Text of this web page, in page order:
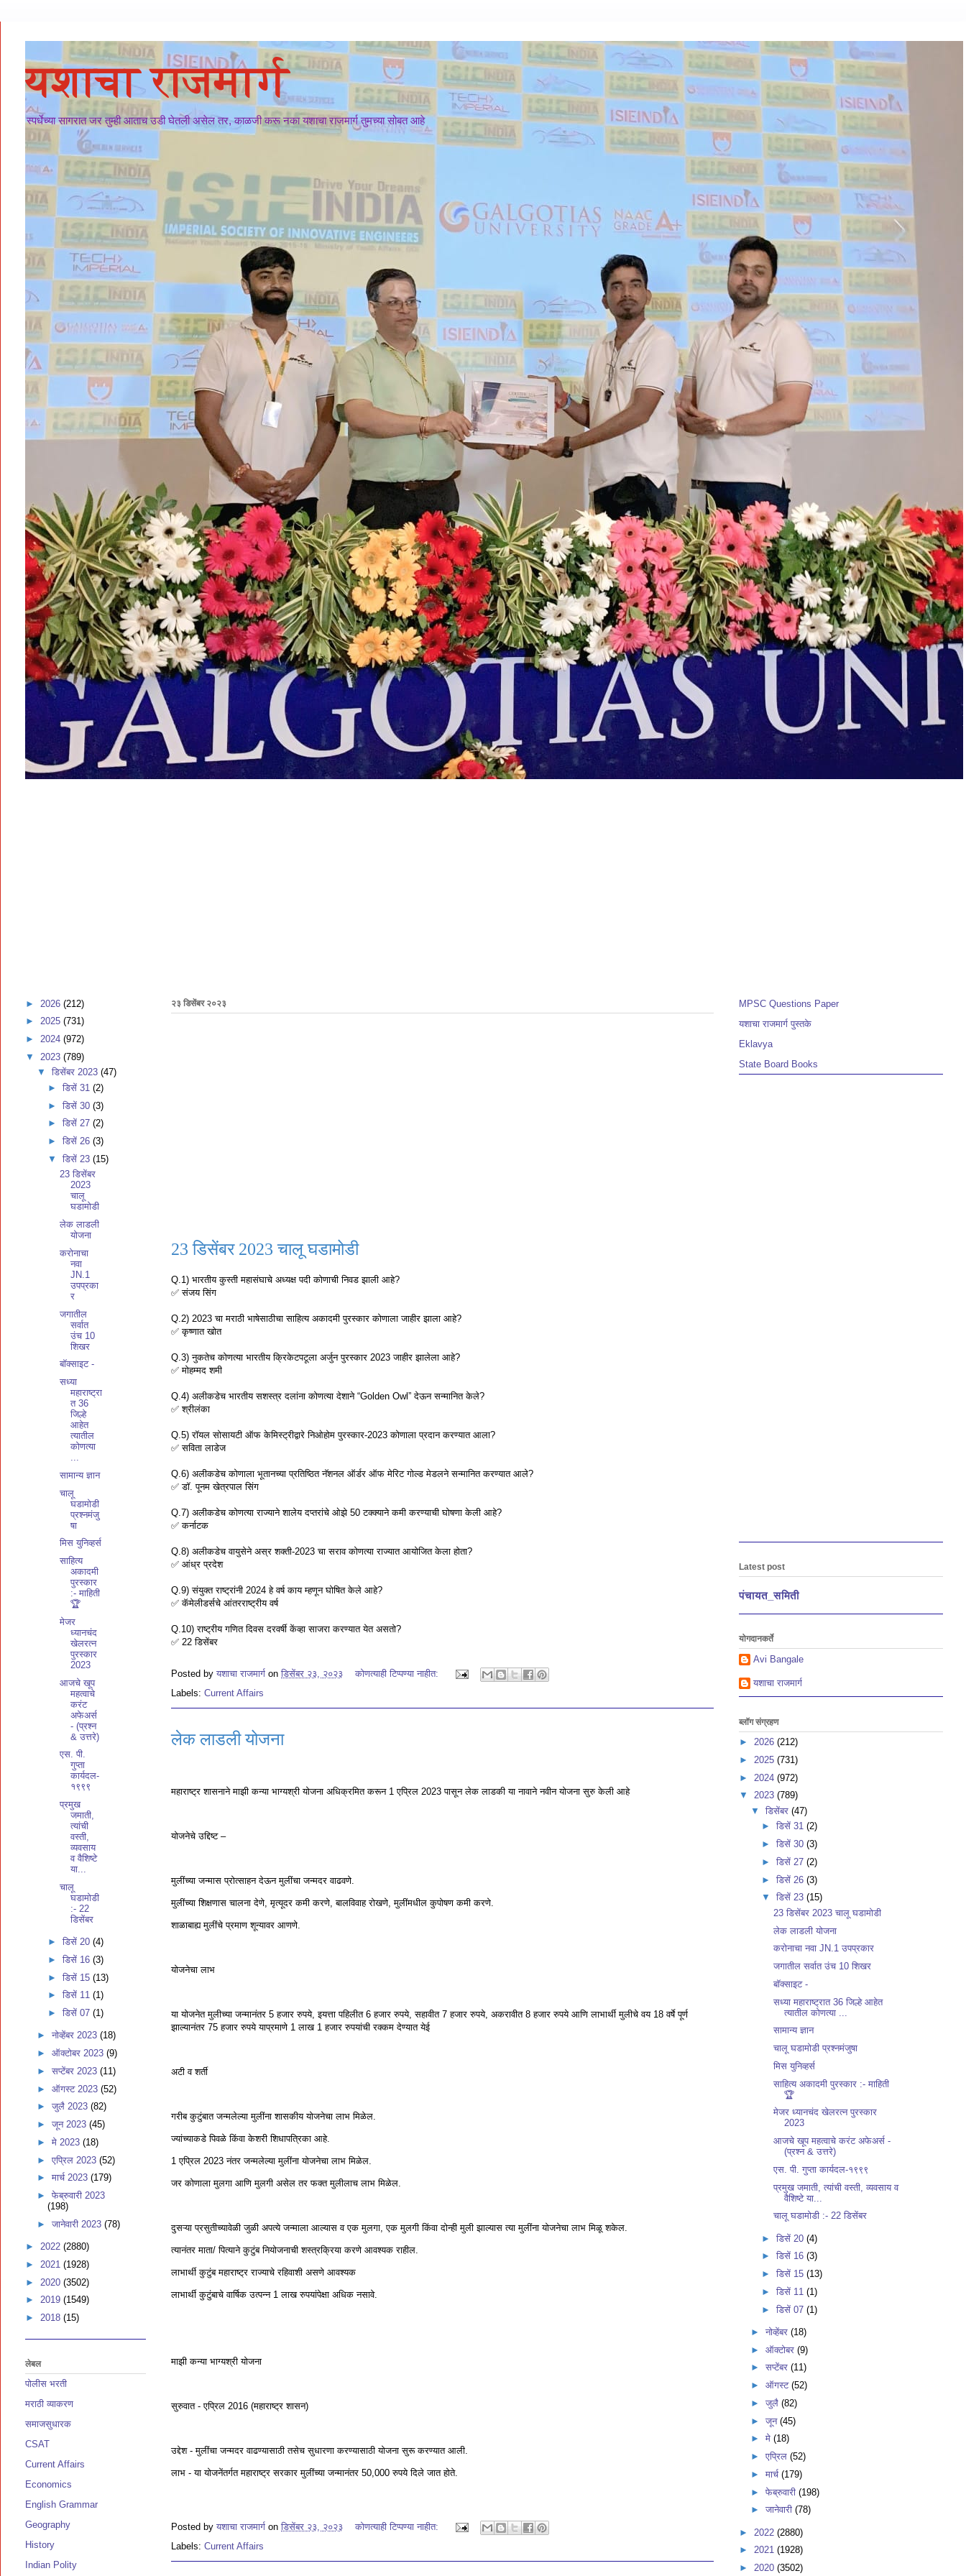
यशाचा राजमार्ग
स्पर्धेच्या सागरात जर तुम्ही आताच उडी घेतली असेल तर, काळजी करू नका यशाचा राजमार्ग तुमच्या सोबत आहे
२३ डिसेंबर २०२३
23 डिसेंबर 2023 चालू घडामोडी
Q.1) भारतीय कुस्ती महासंघाचे अध्यक्ष पदी कोणाची निवड झाली आहे?
✅ संजय सिंग
Q.2) 2023 चा मराठी भाषेसाठीचा साहित्य अकादमी पुरस्कार कोणाला जाहीर झाला आहे?
✅ कृष्णात खोत
Q.3) नुकतेच कोणत्या भारतीय क्रिकेटपटूला अर्जुन पुरस्कार 2023 जाहीर झालेला आहे?
✅ मोहम्मद शमी
Q.4) अलीकडेच भारतीय सशस्त्र दलांना कोणत्या देशाने “Golden Owl” देऊन सन्मानित केले?
✅ श्रीलंका
Q.5) रॉयल सोसायटी ऑफ केमिस्ट्रीद्वारे निओहोम पुरस्कार-2023 कोणाला प्रदान करण्यात आला?
✅ सविता लाडेज
Q.6) अलीकडेच कोणाला भूतानच्या प्रतिष्ठित नॅशनल ऑर्डर ऑफ मेरिट गोल्ड मेडलने सन्मानित करण्यात आले?
✅ डॉ. पूनम खेत्रपाल सिंग
Q.7) अलीकडेच कोणत्या राज्याने शालेय दप्तरांचे ओझे 50 टक्क्याने कमी करण्याची घोषणा केली आहे?
✅ कर्नाटक
Q.8) अलीकडेच वायुसेने अस्र शक्ती-2023 चा सराव कोणत्या राज्यात आयोजित केला होता?
✅ आंध्र प्रदेश
Q.9) संयुक्त राष्ट्रांनी 2024 हे वर्ष काय म्हणून घोषित केले आहे?
✅ कॅमेलीडर्सचे आंतरराष्ट्रीय वर्ष
Q.10) राष्ट्रीय गणित दिवस दरवर्षी केंव्हा साजरा करण्यात येत असतो?
✅ 22 डिसेंबर
Posted by यशाचा राजमार्ग on डिसेंबर २३, २०२३
कोणत्याही टिप्पण्‍या नाहीत:
Labels: Current Affairs
लेक लाडली योजना
महाराष्ट्र शासनाने माझी कन्या भाग्यश्री योजना अधिक्रमित करून 1 एप्रिल 2023 पासून लेक लाडकी या नावाने नवीन योजना सुरु केली आहे
योजनेचे उद्दिष्ट –
मुलींच्या जन्मास प्रोत्साहन देऊन मुलींचा जन्मदर वाढवणे.
मुलींच्या शिक्षणास चालना देणे, मृत्यूदर कमी करणे, बालविवाह रोखणे, मुलींमधील कुपोषण कमी करणे.
शाळाबाह्य मुलींचे प्रमाण शून्यावर आणणे.
योजनेचा लाभ
या योजनेत मुलीच्या जन्मानंतर 5 हजार रुपये, इयत्ता पहिलीत 6 हजार रुपये, सहावीत 7 हजार रुपये, अकरावीत 8 हजार रुपये आणि लाभार्थी मुलीचे वय 18 वर्षे पूर्ण
झाल्यानंतर 75 हजार रुपये याप्रमाणे 1 लाख 1 हजार रुपयांची रक्कम देण्यात येई
अटी व शर्ती
गरीब कुटुंबात जन्मलेल्या मुलींना शासकीय योजनेचा लाभ मिळेल.
ज्यांच्याकडे पिवळे किंवा केशरी शिधापत्रिका आहे.
1 एप्रिल 2023 नंतर जन्मलेल्या मुलींना योजनेचा लाभ मिळेल.
जर कोणाला मुलगा आणि मुलगी असेल तर फक्त मुलीलाच लाभ मिळेल.
दुसऱ्या प्रसुतीच्यावेळी जुळी अपत्ये जन्माला आल्यास व एक मुलगा, एक मुलगी किंवा दोन्ही मुली झाल्यास त्या मुलींना योजनेचा लाभ मिळू शकेल.
त्यानंतर माता/ पित्याने कुटुंब नियोजनाची शस्त्रक्रिया करणे आवश्यक राहील.
लाभार्थी कुटुंब महाराष्ट्र राज्याचे रहिवाशी असणे आवश्यक
लाभार्थी कुटुंबाचे वार्षिक उत्पन्न 1 लाख रुपयांपेक्षा अधिक नसावे.
माझी कन्या भाग्यश्री योजना
सुरुवात - एप्रिल 2016 (महाराष्ट्र शासन)
उद्देश - मुलींचा जन्मदर वाढण्यासाठी तसेच सुधारणा करण्यासाठी योजना सुरू करण्यात आली.
लाभ - या योजनेंतर्गत महाराष्ट्र सरकार मुलींच्या जन्मानंतर 50,000 रुपये दिले जात होते.
Posted by यशाचा राजमार्ग on डिसेंबर २३, २०२३
कोणत्याही टिप्पण्‍या नाहीत:
Labels: Current Affairs
► 2026 (212)
► 2025 (731)
► 2024 (972)
▼ 2023 (789)
▼ डिसेंबर 2023 (47)
►डिसें 31(2)
►डिसें 30(3)
►डिसें 27(2)
►डिसें 26(3)
▼डिसें 23(15)
23 डिसेंबर
2023
चालू
घडामोडी
लेक लाडली
योजना
करोनाचा
नवा
JN.1
उपप्रका
र
जगातील
सर्वात
उंच 10
शिखर
बॉक्साइट -
सध्या
महाराष्ट्रा
त 36
जिल्हे
आहेत
त्यातील
कोणत्या
...
सामान्य ज्ञान
चालू
घडामोडी
प्रश्नमंजु
षा
मिस युनिव्हर्स
साहित्य
अकादमी
पुरस्कार
:- माहिती
🏆
मेजर
ध्यानचंद
खेलरत्न
पुरस्कार
2023
आजचे खूप
महत्वाचे
करंट
अफेअर्स
- (प्रश्न
& उत्तरे)
एस. पी.
गुप्ता
कार्यदल-
१९९९
प्रमुख
जमाती,
त्यांची
वस्ती,
व्यवसाय
व वैशिष्टे
या...
चालू
घडामोडी
:- 22
डिसेंबर
►डिसें 20(4)
►डिसें 16(3)
►डिसें 15(13)
►डिसें 11(1)
►डिसें 07(1)
► नोव्हेंबर 2023 (18)
► ऑक्टोबर 2023 (9)
► सप्टेंबर 2023 (11)
► ऑगस्ट 2023 (52)
► जुलै 2023 (82)
► जून 2023 (45)
► मे 2023 (18)
► एप्रिल 2023 (52)
► मार्च 2023 (179)
► फेब्रुवारी 2023
(198)
► जानेवारी 2023 (78)
► 2022 (2880)
► 2021 (1928)
► 2020 (3502)
► 2019 (1549)
► 2018 (15)
लेबल
पोलीस भरती
मराठी व्याकरण
समाजसुधारक
CSAT
Current Affairs
Economics
English Grammar
Geography
History
Indian Polity
MPSC Questions Paper
यशाचा राजमार्ग पुस्तके
Eklavya
State Board Books
Latest post
पंचायत_समिती
योगदानकर्ते
Avi Bangale
यशाचा राजमार्ग
ब्लॉग संग्रहण
► 2026 (212)
► 2025 (731)
► 2024 (972)
▼ 2023 (789)
▼ डिसेंबर (47)
►डिसें 31(2)
►डिसें 30(3)
►डिसें 27(2)
►डिसें 26(3)
▼डिसें 23(15)
23 डिसेंबर 2023 चालू घडामोडी
लेक लाडली योजना
करोनाचा नवा JN.1 उपप्रकार
जगातील सर्वात उंच 10 शिखर
बॉक्साइट -
सध्या महाराष्ट्रात 36 जिल्हे आहेत
त्यातील कोणत्या ...
सामान्य ज्ञान
चालू घडामोडी प्रश्नमंजुषा
मिस युनिव्हर्स
साहित्य अकादमी पुरस्कार :- माहिती
🏆
मेजर ध्यानचंद खेलरत्न पुरस्कार
2023
आजचे खूप महत्वाचे करंट अफेअर्स -
(प्रश्न & उत्तरे)
एस. पी. गुप्ता कार्यदल-१९९९
प्रमुख जमाती, त्यांची वस्ती, व्यवसाय व
वैशिष्टे या...
चालू घडामोडी :- 22 डिसेंबर
►डिसें 20(4)
►डिसें 16(3)
►डिसें 15(13)
►डिसें 11(1)
►डिसें 07(1)
► नोव्हेंबर (18)
► ऑक्टोबर (9)
► सप्टेंबर (11)
► ऑगस्ट (52)
► जुलै (82)
► जून (45)
► मे (18)
► एप्रिल (52)
► मार्च (179)
► फेब्रुवारी (198)
► जानेवारी (78)
► 2022 (2880)
► 2021 (1928)
► 2020 (3502)